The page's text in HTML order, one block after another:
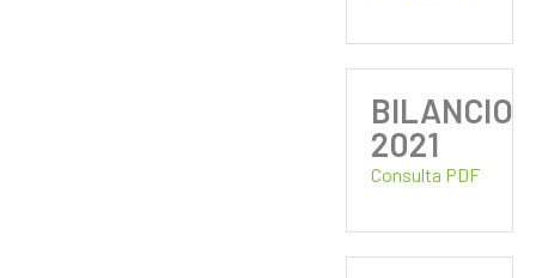
BILANCIO
2021
Consulta PDF